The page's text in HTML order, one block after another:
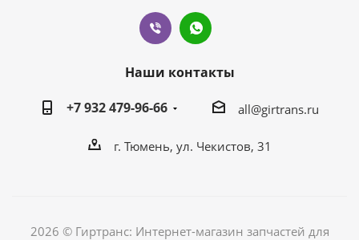
Наши контакты
+7 932 479-96-66
all@girtrans.ru
г. Тюмень, ул. Чекистов, 31
2026 © Гиртранс: Интернет-магазин запчастей для